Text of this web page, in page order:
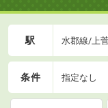
駅 水郡線/上
条件 指定なし